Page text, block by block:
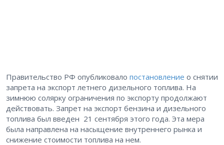
Правительство РФ опубликовало постановление о снятии
запрета на экспорт летнего дизельного топлива. На
зимнюю солярку ограничения по экспорту продолжают
действовать. Запрет на экспорт бензина и дизельного
топлива был введен 21 сентября этого года. Эта мера
была направлена на насыщение внутреннего рынка и
снижение стоимости топлива на нем.